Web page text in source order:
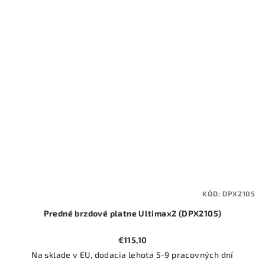
Predné brzdové platne Ultimax2 (DPX2105)
€115,10
Na sklade v EU, dodacia lehota 5-9 pracovných dní
KÓD:DPX2105